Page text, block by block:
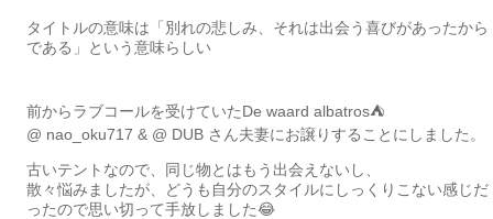
タイトルの意味は「別れの悲しみ、それは出会う喜びがあったから
である」という意味らしい
前からラブコールを受けていたDe waard albatros⛺️
@ nao_oku717 & @ DUB さん夫妻にお譲りすることにしました。
古いテントなので、同じ物とはもう出会えないし、
散々悩みましたが、どうも自分のスタイルにしっくりこない感じだ
ったので思い切って手放しました😂